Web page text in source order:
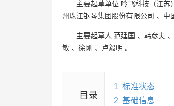
主要起草单位 吟飞科技（江苏
州珠江钢琴集团股份有限公司 、 中
主要起草人 范廷国 、 韩彦夫 、
敏 、 徐刚 、 卢毅明 。
目录
1 标准状态
2 基础信息